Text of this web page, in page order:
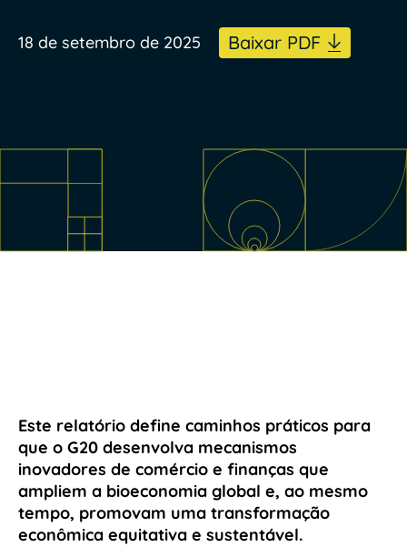
18 de setembro de 2025 Baixar PDF
Este relatório define caminhos práticos para
que o G20 desenvolva mecanismos
inovadores de comércio e finanças que
ampliem a bioeconomia global e, ao mesmo
tempo, promovam uma transformação
econômica equitativa e sustentável.